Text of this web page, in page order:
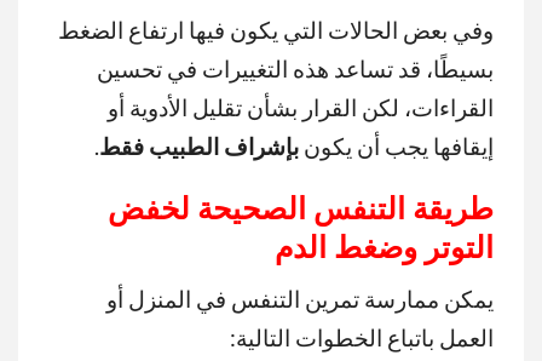
وفي بعض الحالات التي يكون فيها ارتفاع الضغط
بسيطًا، قد تساعد هذه التغييرات في تحسين
القراءات، لكن القرار بشأن تقليل الأدوية أو
إيقافها يجب أن يكون بإشراف الطبيب فقط
طريقة التنفس الصحيحة لخفض
التوتر وضغط الدم
يمكن ممارسة تمرين التنفس في المنزل أو
العمل باتباع الخطوات التالية: